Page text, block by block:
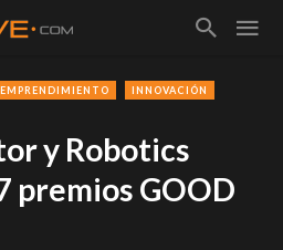
EMPRENDIMIENTO
INNOVACIÓN
y Robotics
premios GOOD